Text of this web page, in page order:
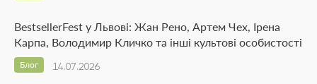
BestsellerFest у Львові: Жан Рено, Артем Чех, Ірена
Карпа, Володимир Кличко та інші культові особистості
14.07.2026
Блог